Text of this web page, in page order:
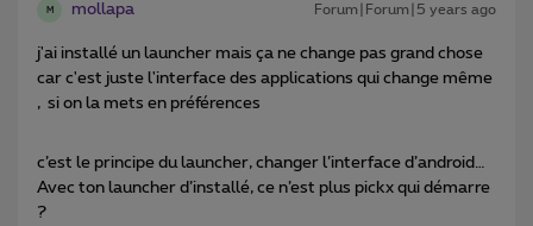
M mollapa Forum|Forum|5 years ago
j'ai installé un launcher mais ça ne change pas grand chose
car c'est juste l'interface des applications qui change même
, si on la mets en préférences
c’est le principe du launcher, changer l’interface d’android…
Avec ton launcher d’installé, ce n’est plus pickx qui démarre
?